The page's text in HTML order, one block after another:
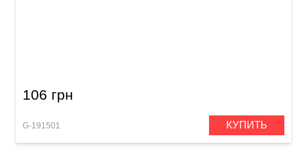
106 грн
G-191501 КУПИТЬ